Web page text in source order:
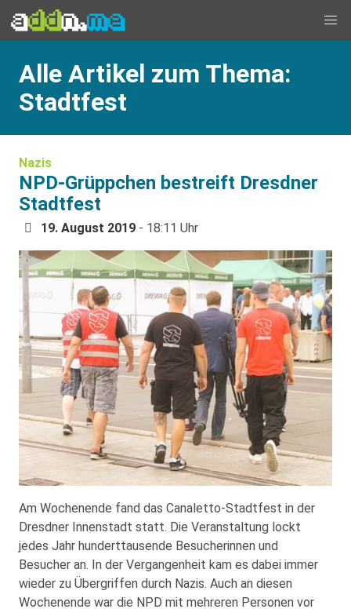
Alle Artikel zum Thema:
Stadtfest
Nazis
NPD-Grüppchen bestreift Dresdner
Stadtfest
19. August 2019 - 18:11 Uhr
Am Wochenende fand das Canaletto-Stadtfest in der
Dresdner Innenstadt statt. Die Veranstaltung lockt
jedes Jahr hunderttausende Besucherinnen und
Besucher an. In der Vergangenheit kam es dabei immer
wieder zu Übergriffen durch Nazis. Auch an diesen
Wochenende war die NPD mit mehreren Personen vor